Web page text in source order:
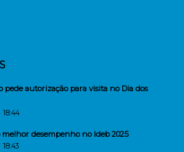
pede autorização para visita no Dia dos
desempenho no Ideb 2025